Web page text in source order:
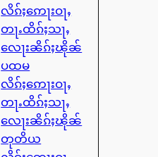
လိၵ်ႈဢေႃးဝႃႇ
တႃႉထိၵ်ႈသႃႇ
လေႃးၼိၵ်ႈၽိုၼ်
ပထမ
လိၵ်ႈဢေႃးဝႃႇ
တႃႉထိၵ်ႈသႃႇ
လေႃးၼိၵ်ႈၽိုၼ်
တုတိယ